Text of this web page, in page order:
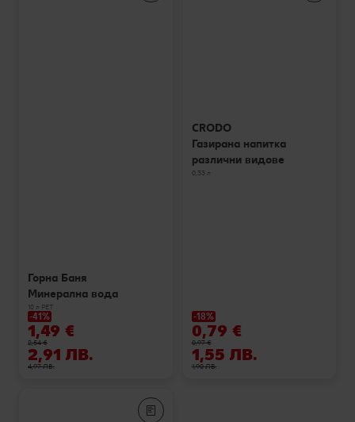
Горна Баня
Минерална вода
10 л РЕТ
-41%
1,49 €
2,54 €
2,91 ЛВ.
4,97 ЛВ.
CRODO
Газирана напитка
различни видове
0,33 л
-18%
0,79 €
0,97 €
1,55 ЛВ.
1,90 ЛВ.